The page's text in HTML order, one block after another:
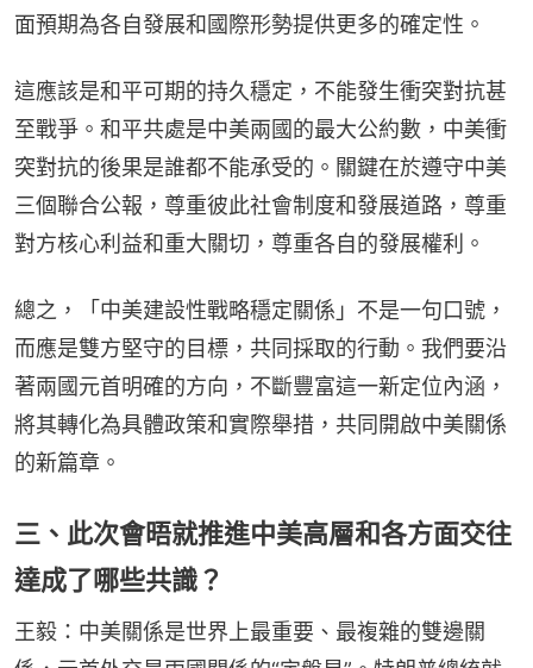
面預期為各自發展和國際形勢提供更多的確定性。
這應該是和平可期的持久穩定，不能發生衝突對抗甚
至戰爭。和平共處是中美兩國的最大公約數，中美衝
突對抗的後果是誰都不能承受的。關鍵在於遵守中美
三個聯合公報，尊重彼此社會制度和發展道路，尊重
對方核心利益和重大關切，尊重各自的發展權利。
總之，「中美建設性戰略穩定關係」不是一句口號，
而應是雙方堅守的目標，共同採取的行動。我們要沿
著兩國元首明確的方向，不斷豐富這一新定位內涵，
將其轉化為具體政策和實際舉措，共同開啟中美關係
的新篇章。
三、此次會晤就推進中美高層和各方面交往
達成了哪些共識？
王毅：中美關係是世界上最重要、最複雜的雙邊關